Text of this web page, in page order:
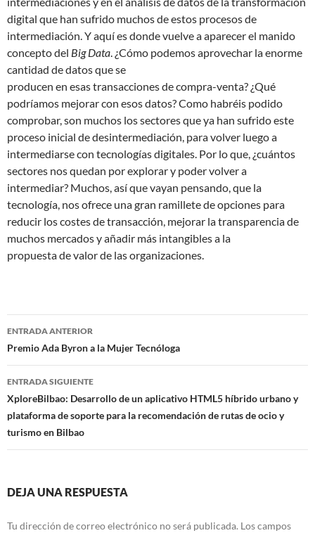
digital que han sufrido muchos de estos procesos de
intermediación. Y aquí es donde vuelve a aparecer el manido
concepto del Big Data. ¿Cómo podemos aprovechar la enorme
cantidad de datos que se
producen en esas transacciones de compra-venta? ¿Qué
podríamos mejorar con esos datos? Como habréis podido
comprobar, son muchos los sectores que ya han sufrido este
proceso inicial de desintermediación, para volver luego a
intermediarse con tecnologías digitales. Por lo que, ¿cuántos
sectores nos quedan por explorar y poder volver a
intermediar? Muchos, así que vayan pensando, que la
tecnología, nos ofrece una gran ramillete de opciones para
reducir los costes de transacción, mejorar la transparencia de
muchos mercados y añadir más intangibles a la
propuesta de valor de las organizaciones.
Navegación
de
entradas
ENTRADA ANTERIOR
Premio Ada Byron a la Mujer Tecnóloga
ENTRADA SIGUIENTE
XploreBilbao: Desarrollo de un aplicativo HTML5 híbrido urbano y
plataforma de soporte para la recomendación de rutas de ocio y
turismo en Bilbao
DEJA UNA RESPUESTA
Tu dirección de correo electrónico no será publicada. Los campos